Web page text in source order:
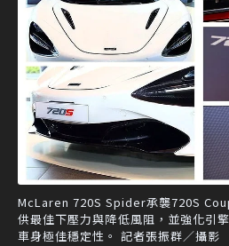
McLaren 720S Spider承襲720S
供最佳下壓力與降低風阻，並強化引
車身極佳穩定性。 記者張振群／攝影